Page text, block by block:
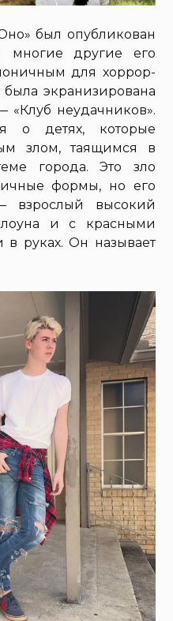
был опубликован
другие его
для хоррор-
экранизирована
«Клуб неудачников».
о детях, которые
злом, таящимся в
города. Это зло
формы, но его
взрослый высокий
и с красными
руках. Он называет